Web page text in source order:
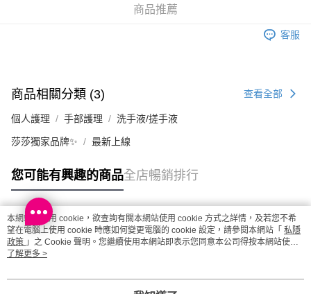
商品推薦
客服
商品相關分類 (3) 查看全部
個人護理 手部護理 洗手液/搓手液
莎莎獨家品牌✨ 最新上線
您可能有興趣的商品全店暢銷排行
熱門標籤
熱銷排行
本網站中使用 cookie，欲查詢有關本網站使用 cookie 方式之詳情，及若您不希
望在電腦上使用 cookie 時應如何變更電腦的 cookie 設定，請參閱本網站「 私隱
政策 」之 Cookie 聲明。您繼續使用本網站即表示您同意本公司得按本網站使用
條款之 Cookie 聲明使用 cookie。
了解更多 >